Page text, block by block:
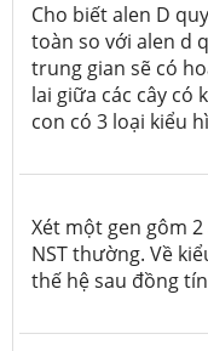
Cho biết alen D
toàn so với alen d
trung gian sẽ có
lai giữa các cây có
con có 3 loại kiểu
Xét một gen gôm
NST thường. Về
thế hệ sau đồng